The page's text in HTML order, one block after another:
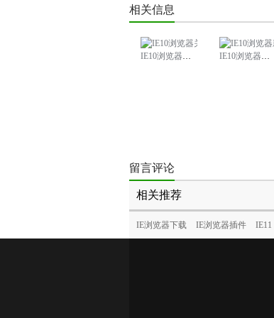
相关信息
IE10浏览器关闭SmartScreen筛选器教程 IE10浏览器新增启动设置，可恢复上次关闭时的网页
留言评论
相关推荐
IE浏览器下载 IE浏览器插件 IE11